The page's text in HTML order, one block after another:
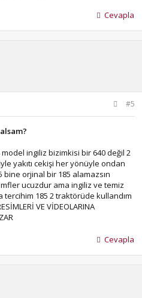
Cevapla
#5
model ingiliz bizimkisi bir 640 değil 2
yakıtı cekişi her yönüyle ondan
orjinal bir 185 alamazsın
ucuzdur ama ingiliz ve temiz
tercihim 185 2 traktörüde kullandım
VE VİDEOLARINA
Cevapla